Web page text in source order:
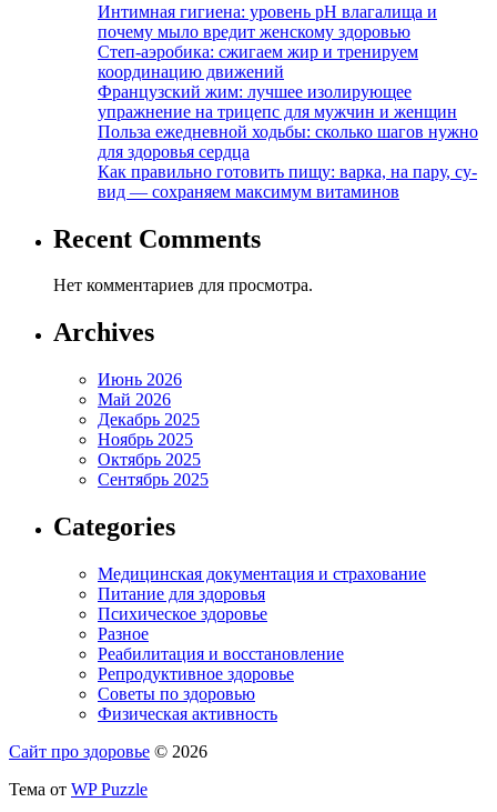
Интимная гигиена: уровень pH влагалища и
почему мыло вредит женскому здоровью
Степ-аэробика: сжигаем жир и тренируем
координацию движений
Французский жим: лучшее изолирующее
упражнение на трицепс для мужчин и женщин
Польза ежедневной ходьбы: сколько шагов нужно
для здоровья сердца
Как правильно готовить пищу: варка, на пару, су-
вид — сохраняем максимум витаминов
Recent Comments
Нет комментариев для просмотра.
Archives
Июнь 2026
Май 2026
Декабрь 2025
Ноябрь 2025
Октябрь 2025
Сентябрь 2025
Categories
Медицинская документация и страхование
Питание для здоровья
Психическое здоровье
Разное
Реабилитация и восстановление
Репродуктивное здоровье
Советы по здоровью
Физическая активность
Сайт про здоровье © 2026
Тема от WP Puzzle